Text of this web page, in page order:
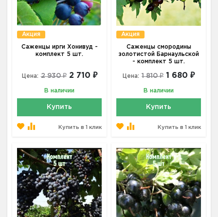
Акция
Саженцы ирги Хонивуд -
комплект 5 шт.
Цена: 2 930 ₽ 2 710 ₽
В наличии
Купить
Купить в 1 клик
Акция
Саженцы смородины
золотистой Барнаульской
- комплект 5 шт.
Цена: 1 810 ₽ 1 680 ₽
В наличии
Купить
Купить в 1 клик